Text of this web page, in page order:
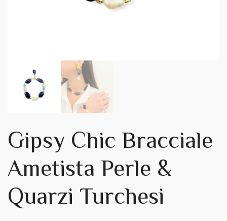
Gipsy Chic Bracciale
Ametista Perle &
Quarzi Turchesi